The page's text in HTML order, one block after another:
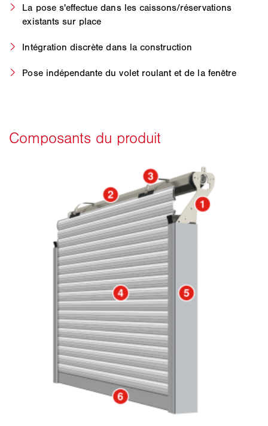
La pose s'effectue dans les caissons/réservations
existants sur place
Intégration discrète dans la construction
Pose indépendante du volet roulant et de la fenêtre